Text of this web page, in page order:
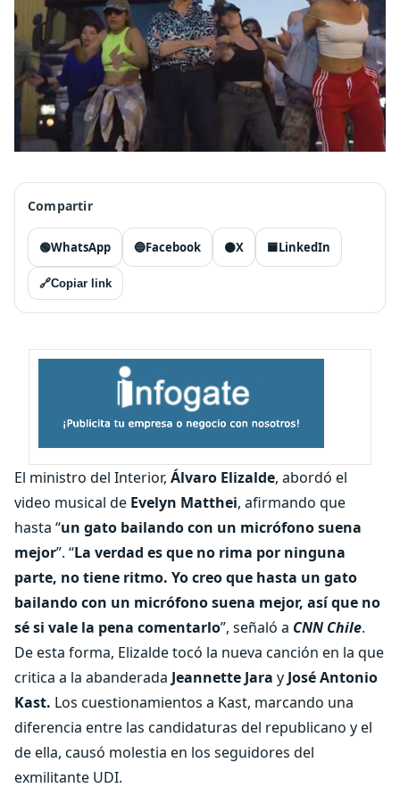
Compartir
🟢WhatsApp 🔵Facebook ⚫X 🟦LinkedIn
🔗Copiar link
El ministro del Interior, Álvaro Elizalde, abordó el
video musical de Evelyn Matthei, afirmando que
hasta “un gato bailando con un micrófono suena
mejor”. “La verdad es que no rima por ninguna
parte, no tiene ritmo. Yo creo que hasta un gato
bailando con un micrófono suena mejor, así que no
sé si vale la pena comentarlo”, señaló a CNN Chile.
De esta forma, Elizalde tocó la nueva canción en la que
critica a la abanderada Jeannette Jara y José Antonio
Kast. Los cuestionamientos a Kast, marcando una
diferencia entre las candidaturas del republicano y el
de ella, causó molestia en los seguidores del
exmilitante UDI.